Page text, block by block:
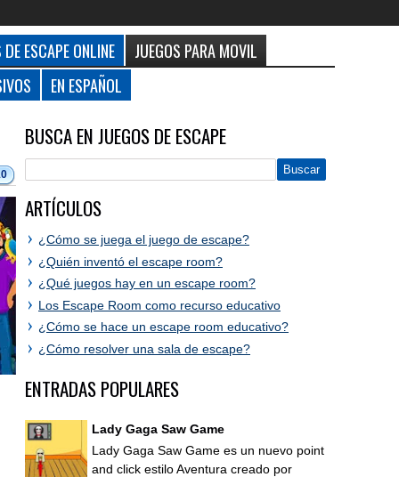
DE ESCAPE ONLINE
JUEGOS PARA MOVIL
EN ESPAÑOL
BUSCA EN JUEGOS DE ESCAPE
ARTÍCULOS
¿Cómo se juega el juego de escape?
¿Quién inventó el escape room?
¿Qué juegos hay en un escape room?
Los Escape Room como recurso educativo
¿Cómo se hace un escape room educativo?
¿Cómo resolver una sala de escape?
ENTRADAS POPULARES
Lady Gaga Saw Game
Lady Gaga Saw Game es un nuevo point
and click estilo Aventura creado por